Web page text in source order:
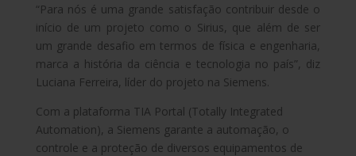
“Para nós é uma grande satisfação contribuir desde o
início de um projeto como o Sirius, que além de ser
um grande desafio em termos de física e engenharia,
marca a história da ciência e tecnologia no país”, diz
Luciana Ferreira, líder do projeto na Siemens.
Com a plataforma TIA Portal (Totally Integrated
Automation), a Siemens garante a automação, o
controle e a proteção de diversos equipamentos de